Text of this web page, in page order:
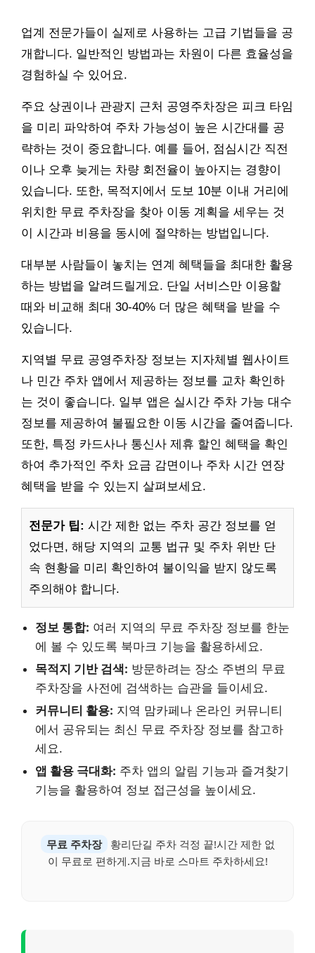
업계 전문가들이 실제로 사용하는 고급 기법들을 공
개합니다. 일반적인 방법과는 차원이 다른 효율성을
경험하실 수 있어요.
주요 상권이나 관광지 근처 공영주차장은 피크 타임
을 미리 파악하여 주차 가능성이 높은 시간대를 공
략하는 것이 중요합니다. 예를 들어, 점심시간 직전
이나 오후 늦게는 차량 회전율이 높아지는 경향이
있습니다. 또한, 목적지에서 도보 10분 이내 거리에
위치한 무료 주차장을 찾아 이동 계획을 세우는 것
이 시간과 비용을 동시에 절약하는 방법입니다.
대부분 사람들이 놓치는 연계 혜택들을 최대한 활용
하는 방법을 알려드릴게요. 단일 서비스만 이용할
때와 비교해 최대 30-40% 더 많은 혜택을 받을 수
있습니다.
지역별 무료 공영주차장 정보는 지자체별 웹사이트
나 민간 주차 앱에서 제공하는 정보를 교차 확인하
는 것이 좋습니다. 일부 앱은 실시간 주차 가능 대수
정보를 제공하여 불필요한 이동 시간을 줄여줍니다.
또한, 특정 카드사나 통신사 제휴 할인 혜택을 확인
하여 추가적인 주차 요금 감면이나 주차 시간 연장
혜택을 받을 수 있는지 살펴보세요.
전문가 팁: 시간 제한 없는 주차 공간 정보를 얻
었다면, 해당 지역의 교통 법규 및 주차 위반 단
속 현황을 미리 확인하여 불이익을 받지 않도록
주의해야 합니다.
정보 통합: 여러 지역의 무료 주차장 정보를 한눈
에 볼 수 있도록 북마크 기능을 활용하세요.
목적지 기반 검색: 방문하려는 장소 주변의 무료
주차장을 사전에 검색하는 습관을 들이세요.
커뮤니티 활용: 지역 맘카페나 온라인 커뮤니티
에서 공유되는 최신 무료 주차장 정보를 참고하
세요.
앱 활용 극대화: 주차 앱의 알림 기능과 즐겨찾기
기능을 활용하여 정보 접근성을 높이세요.
무료 주차장
황리단길 주차 걱정 끝!시간 제한 없
이 무료로 편하게.지금 바로 스마트 주차하세요!